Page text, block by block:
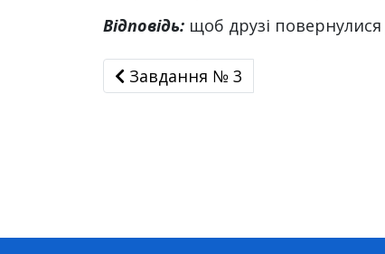
Відповідь: щоб друзі
Завдання № 3
Завдання № 3